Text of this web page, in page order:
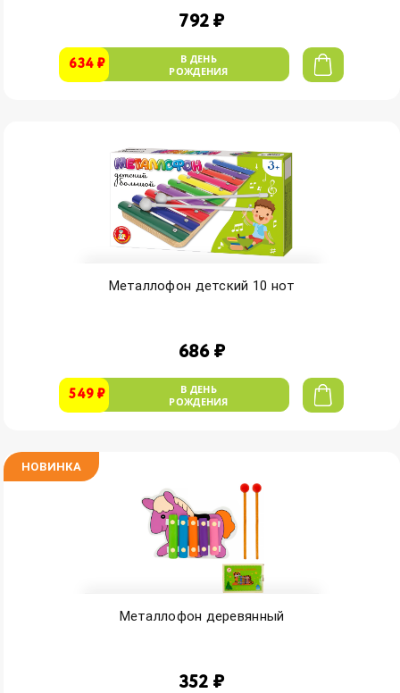
792 ₽
634 ₽
В ДЕНЬ
РОЖДЕНИЯ
Металлофон детский 10 нот
686 ₽
549 ₽
В ДЕНЬ
РОЖДЕНИЯ
НОВИНКА
Металлофон деревянный
352 ₽